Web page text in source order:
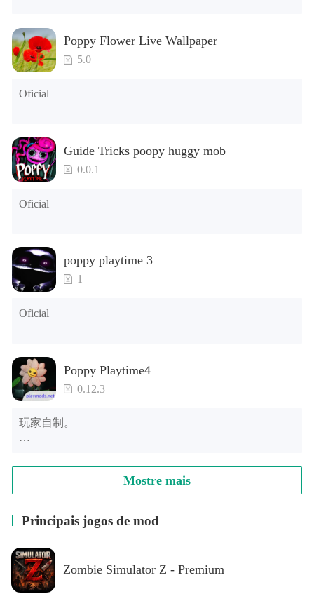
Poppy Flower Live Wallpaper
5.0
Oficial
Guide Tricks poopy huggy mob
0.0.1
Oficial
poppy playtime 3
1
Oficial
Poppy Playtime4
0.12.3
玩家自制。
侵权，请联系客服，理联系邮箱:feedback@ccplay.cn
Mostre mais
Principais jogos de mod
Zombie Simulator Z - Premium